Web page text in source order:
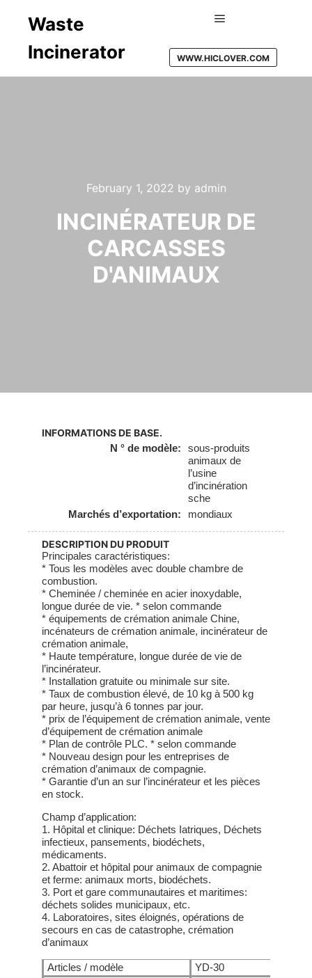
Waste
Incinerator
WWW.HICLOVER.COM
February 1, 2022 by admin
INCINÉRATEUR DE
CARCASSES
D'ANIMAUX
INFORMATIONS DE BASE.
N ° de modèle:
sous-produits
animaux de
l’usine
d’incinération
sche
Marchés d’exportation:
mondiaux
DESCRIPTION DU PRODUIT
Principales caractéristiques:
* Tous les modèles avec double chambre de
combustion.
* Cheminée / cheminée en acier inoxydable,
longue durée de vie. * selon commande
* équipements de crémation animale Chine,
incénateurs de crémation animale, incinérateur de
crémation animale,
* Haute température, longue durée de vie de
l’incinérateur.
* Installation gratuite ou minimale sur site.
* Taux de combustion élevé, de 10 kg à 500 kg
par heure, jusqu’à 6 tonnes par jour.
* prix de l’équipement de crémation animale, vente
d’équipement de crémation animale
* Plan de contrôle PLC. * selon commande
* Nouveau design pour les entreprises de
crémation d’animaux de compagnie.
* Garantie d’un an sur l’incinérateur et les pièces
en stock.
Champ d’application:
1. Hôpital et clinique: Déchets Iatriques, Déchets
infectieux, pansements, biodéchets,
médicaments.
2. Abattoir et hôpital pour animaux de compagnie
et ferme: animaux morts, biodéchets.
3. Port et gare communautaires et maritimes:
déchets solides municipaux, etc.
4. Laboratoires, sites éloignés, opérations de
secours en cas de catastrophe, crémation
d’animaux
Articles / modèle YD-30